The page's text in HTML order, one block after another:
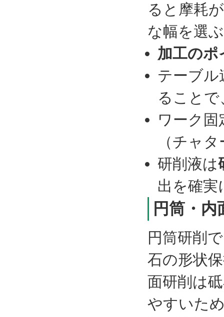
ると摩耗
な幅を選
加工のポ
テーブ
ることで
ワーク
（チャ
研削液は
出を確実
円筒・
円筒研削
石の形状
面研削は
やすいた